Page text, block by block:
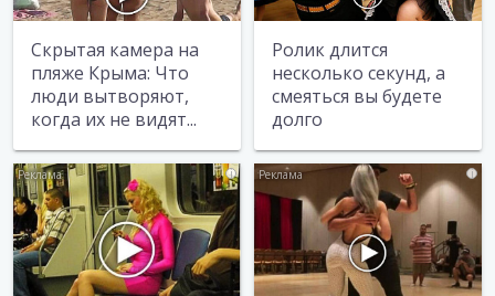
Скрытая камера на
пляже Крыма: Что
люди вытворяют,
когда их не видят...
Ролик длится
несколько секунд, а
смеяться вы будете
долго
i i